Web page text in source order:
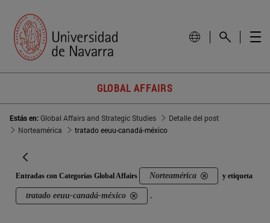
GLOBAL AFFAIRS
Estás en:Global Affairs and Strategic Studies
Detalle del post
Norteamérica
tratado eeuu-canadá-méxico
Entradas con Categorías Global Affairs Norteamérica y etiqueta
tratado eeuu-canadá-méxico .